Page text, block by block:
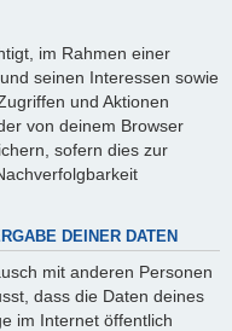
im Rahmen einer
seinen Interessen sowie
und Aktionen
von deinem Browser
sofern dies zur
DEINER DATEN
mit anderen Personen
dass die Daten deines
im Internet öffentlich